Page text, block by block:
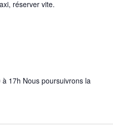
réserver vite.
17h Nous poursuivrons la